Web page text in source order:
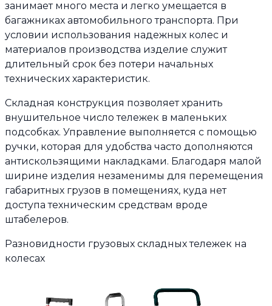
занимает много места и легко умещается в
багажниках автомобильного транспорта. При
условии использования надежных колес и
материалов производства изделие служит
длительный срок без потери начальных
технических характеристик.
Складная конструкция позволяет хранить
внушительное число тележек в маленьких
подсобках. Управление выполняется с помощью
ручки, которая для удобства часто дополняются
антискользящими накладками. Благодаря малой
ширине изделия незаменимы для перемещения
габаритных грузов в помещениях, куда нет
доступа техническим средствам вроде
штабелеров.
Разновидности грузовых складных тележек на
колесах